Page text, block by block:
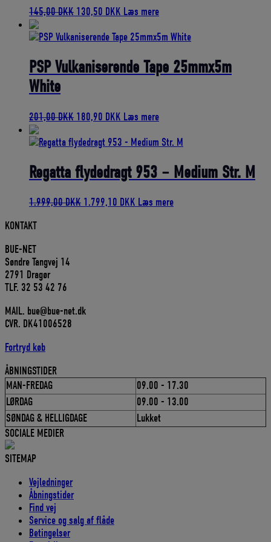
145,00DKK Den
pris
145,00 DKK.
130,50 DKK Den
pris
130,50 DKK.
Læs mere
PSP Vulkaniserende Tape 25mmx5m
White
201,00DKK Den
pris
201,00 DKK.
180,90 DKK Den
pris
180,90 DKK.
Læs mere
Regatta flydedragt 953 – Medium Str. M
1.999,00DKK Den
1.799,10 DKK Den
Læs mere
KONTAKT
BUE-NET
Søndre Tangvej 14
2791 Dragør
TLF. 32 53 42 76
MAIL. bue@bue-net.dk
CVR. DK41006528
Fortryd køb
ÅBNINGSTIDER
MAN-FREDAG
09.00 - 17.30
LØRDAG
09.00 - 13.00
SØNDAG & HELLIGDAGE
Lukket
SOCIALE MEDIER
SITEMAP
Vejledninger
Åbningstider
Find vej
Service og salg af flåde
Betingelser